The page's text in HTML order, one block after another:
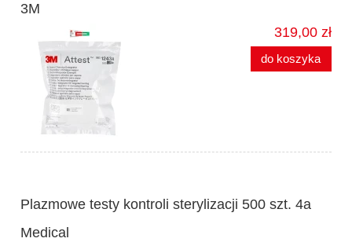
3M
319,00 zł
do koszyka
Plazmowe testy kontroli sterylizacji 500 szt. 4a
Medical